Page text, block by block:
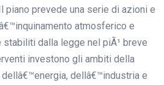
piano prevede una serie di azioni e
atmosferico e
dalla legge nel piÃ¹ breve
investono gli ambiti della
dellâ€™industria e